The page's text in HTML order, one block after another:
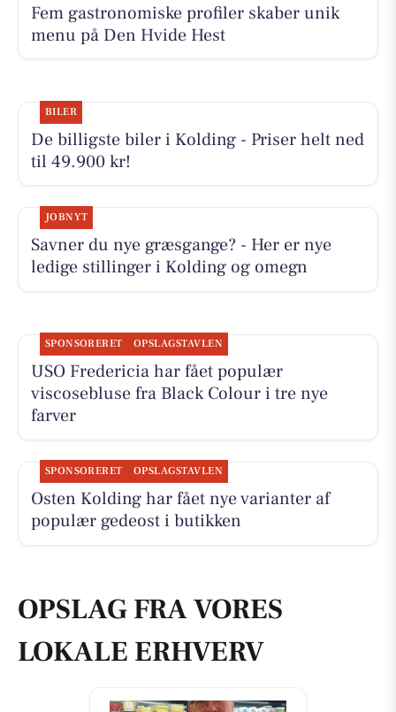
Fem gastronomiske profiler skaber unik
menu på Den Hvide Hest
BILER
De billigste biler i Kolding - Priser helt ned
til 49.900 kr!
JOBNYT
Savner du nye græsgange? - Her er nye
ledige stillinger i Kolding og omegn
SPONSORERET OPSLAGSTAVLEN
USO Fredericia har fået populær
viscosebluse fra Black Colour i tre nye
farver
SPONSORERET OPSLAGSTAVLEN
Osten Kolding har fået nye varianter af
populær gedeost i butikken
OPSLAG FRA VORES
LOKALE ERHVERV